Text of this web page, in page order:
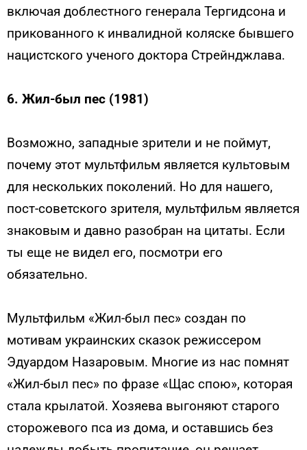
включая доблестного генерала Тергидсона и
прикованного к инвалидной коляске бывшего
нацистского ученого доктора Стрейнджлава.
6. Жил-был пес (1981)
Возможно, западные зрители и не поймут,
почему этот мультфильм является культовым
для нескольких поколений. Но для нашего,
пост-советского зрителя, мультфильм является
знаковым и давно разобран на цитаты. Если
ты еще не видел его, посмотри его
обязательно.
Мультфильм «Жил-был пес» создан по
мотивам украинских сказок режиссером
Эдуардом Назаровым. Многие из нас помнят
«Жил-был пес» по фразе «Щас спою», которая
стала крылатой. Хозяева выгоняют старого
сторожевого пса из дома, и оставшись без